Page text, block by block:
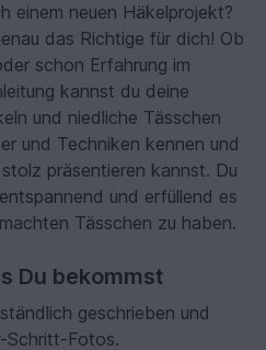
einem neuen Häkelprojekt?
das Richtige für dich! Ob
schon Erfahrung im
kannst du deine
und niedliche Tässchen
und Techniken kennen und
präsentieren kannst. Du
und erfüllend es
Tässchen zu haben.
Du bekommst
geschrieben und
Schritt-Fotos.